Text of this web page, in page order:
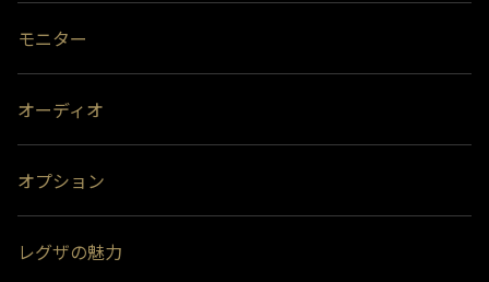
モニター
オーディオ
オプション
レグザの魅力